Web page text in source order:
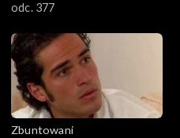
odc. 377
Zbuntowani